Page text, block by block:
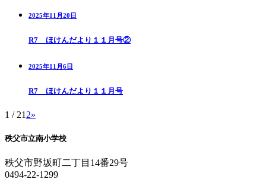
2025年11月20日
R7 ほけんだより１１月号②
2025年11月6日
R7 ほけんだより１１月号
1 / 21 2»
秩父市立南小学校
秩父市野坂町二丁目14番29号
0494-22-1299